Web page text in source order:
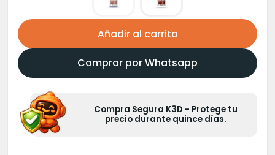
Añadir al carrito
Comprar por Whatsapp
Compra Segura K3D - Protege tu
precio durante quince días.